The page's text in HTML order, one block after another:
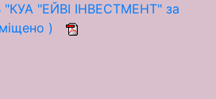
"КУА "ЕЙВІ ІНВЕСТМЕНТ" за
)